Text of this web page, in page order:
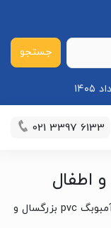
جستجو
021 3397 6133
آمبوبگ pvc بزرگسال و